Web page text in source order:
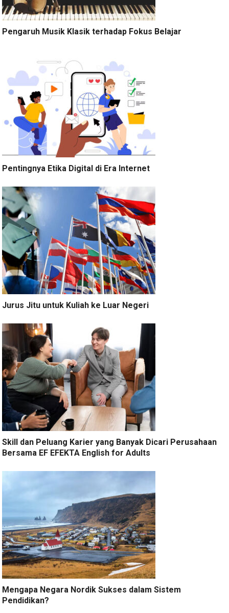
Pengaruh Musik Klasik terhadap Fokus Belajar
Pentingnya Etika Digital di Era Internet
Jurus Jitu untuk Kuliah ke Luar Negeri
Skill dan Peluang Karier yang Banyak Dicari Perusahaan
Bersama EF EFEKTA English for Adults
Mengapa Negara Nordik Sukses dalam Sistem
Pendidikan?